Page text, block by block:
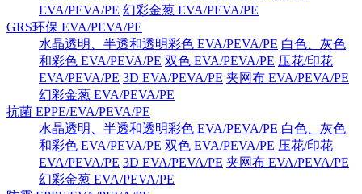
EVA/PEVA/PE 幻彩金葱 EVA/PEVA/PE
GRS环保 EVA/PEVA/PE
水晶透明、半透和透明彩色 EVA/PEVA/PE 白色、灰色
和彩色 EVA/PEVA/PE 双色 EVA/PEVA/PE 压花/印花
EVA/PEVA/PE 3D EVA/PEVA/PE 夹网布 EVA/PEVA/PE
幻彩金葱 EVA/PEVA/PE
抗菌 EPPE/EVA/PEVA/PE
水晶透明、半透和透明彩色 EVA/PEVA/PE 白色、灰色
和彩色 EVA/PEVA/PE 双色 EVA/PEVA/PE 压花/印花
EVA/PEVA/PE 3D EVA/PEVA/PE 夹网布 EVA/PEVA/PE
幻彩金葱 EVA/PEVA/PE